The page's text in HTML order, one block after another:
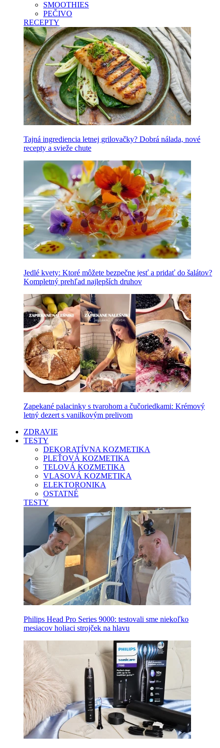
SMOOTHIES
PEČIVO
RECEPTY
Tajná ingrediencia letnej grilovačky? Dobrá nálada, nové
recepty a svieže chute
Jedlé kvety: Ktoré môžete bezpečne jesť a pridať do šalátov?
Kompletný prehľad najlepších druhov
Zapekané palacinky s tvarohom a čučoriedkami: Krémový
letný dezert s vanilkovým prelivom
ZDRAVIE
TESTY
DEKORATÍVNA KOZMETIKA
PLEŤOVÁ KOZMETIKA
TELOVÁ KOZMETIKA
VLASOVÁ KOZMETIKA
ELEKTORONIKA
OSTATNÉ
TESTY
Philips Head Pro Series 9000: testovali sme niekoľko
mesiacov holiaci strojček na hlavu